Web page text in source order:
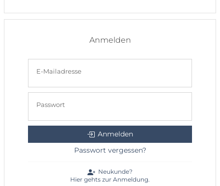
Anmelden
E-Mailadresse
Passwort
Anmelden
Passwort vergessen?
Neukunde?
Hier gehts zur Anmeldung.